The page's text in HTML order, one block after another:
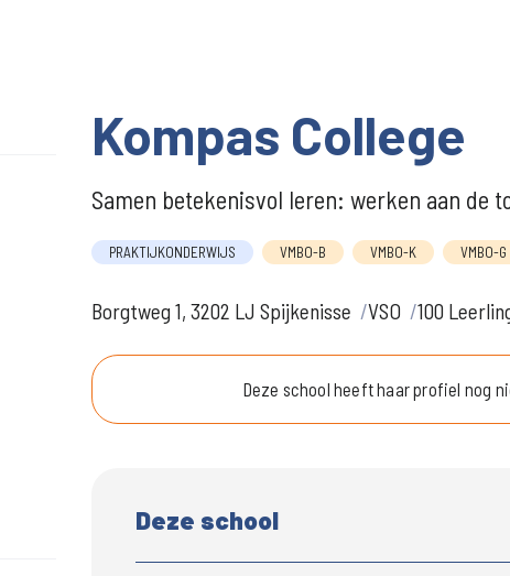
Kompas College
Samen betekenisvol leren: werken aan de
PRAKTIJKONDERWIJS VMBO-B VMBO-K VMBO-G
Borgtweg 1, 3202 LJ Spijkenisse VSO 100
Deze school heeft haar profiel nog
Deze school